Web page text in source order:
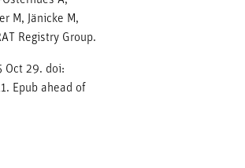
M, Jänicke M,
Registry Group.
Oct 29. doi:
Epub ahead of